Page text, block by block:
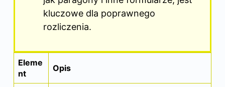
kluczowe dla poprawnego
rozliczenia.
Eleme
nt
Opis